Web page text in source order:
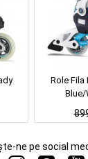
Role Fila
Blue/
ne pe social